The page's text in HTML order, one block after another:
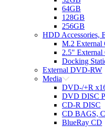
64GB
128GB
256GB
HDD Accessories,
M.2 External
2.5" External
Docking
External DVD-RW
Media
DVD-/+R
DVD DISC
CD-R DISC
CD BAGS,
BlueRay CD